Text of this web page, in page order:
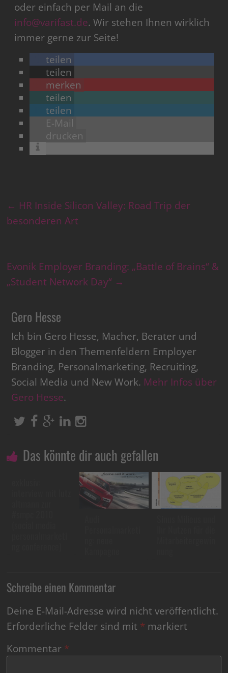
oder einfach per Mail an die
info@varifast.de. Wir stehen Ihnen wirklich
immer gerne zur Seite!
teilen
teilen
merken
teilen
teilen
E-Mail
drucken
← HR Inside Silicon Valley: Road Trip der
besonderen Art
Evonik Employer Branding: „Battle of Brains“ &
„Student Network Day“ →
Gero Hesse
Ich bin Gero Hesse, Macher, Berater und
Blogger in den Themenfeldern Employer
Branding, Personalmarketing, Recruiting,
Social Media und New Work. Mehr Infos über
Gero Hesse.
Das könnte dir auch gefallen
Schreibe einen Kommentar
Deine E-Mail-Adresse wird nicht veröffentlicht.
Erforderliche Felder sind mit * markiert
Kommentar *